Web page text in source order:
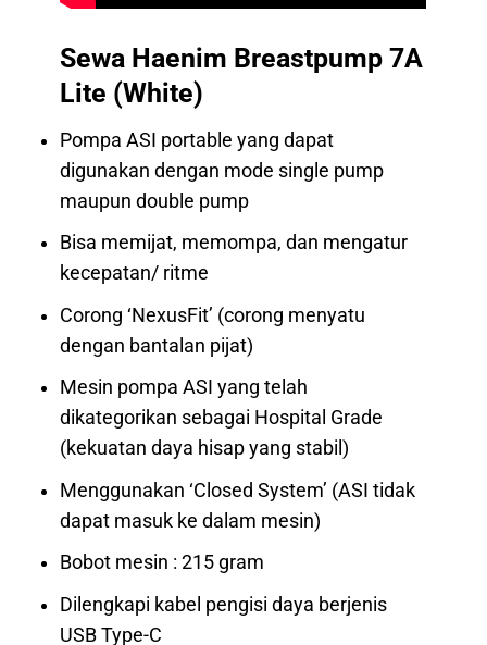
Sewa Haenim Breastpump 7A
Lite (White)
Pompa ASI portable yang dapat
digunakan dengan mode single pump
maupun double pump
Bisa memijat, memompa, dan mengatur
kecepatan/ ritme
Corong ‘NexusFit’ (corong menyatu
dengan bantalan pijat)
Mesin pompa ASI yang telah
dikategorikan sebagai Hospital Grade
(kekuatan daya hisap yang stabil)
Menggunakan ‘Closed System’ (ASI tidak
dapat masuk ke dalam mesin)
Bobot mesin : 215 gram
Dilengkapi kabel pengisi daya berjenis
USB Type-C